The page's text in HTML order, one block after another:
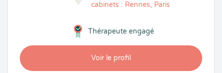
cabinets : Rennes, Paris
Voir le profil
Thérapeute engagé